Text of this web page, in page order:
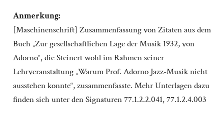
Anmerkung:
[Maschinenschrift] Zusammenfassung von Zitaten aus dem
Buch „Zur gesellschaftlichen Lage der Musik 1932, von
Adorno“, die Steinert wohl im Rahmen seiner
Lehrveranstaltung „Warum Prof. Adorno Jazz-Musik nicht
ausstehen konnte“, zusammenfasste. Mehr Unterlagen dazu
finden sich unter den Signaturen 77.1.2.2.041, 77.1.2.4.003